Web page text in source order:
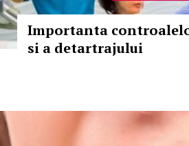
Importanta
si a detartrajului